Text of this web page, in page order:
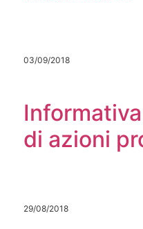
03/09/2018
di azioni
29/08/2018